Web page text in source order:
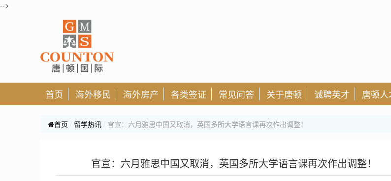
-->
首页 海外移民 海外房产 各类签证 常见问答 关于唐顿 诚聘英才 唐顿
首页 留学热讯 官宣：六月雅思中国又取消，英国多所大学语言课再次作出调整！
官宣：六月雅思中国又取消，英国多所大学语言课再次作出调整！